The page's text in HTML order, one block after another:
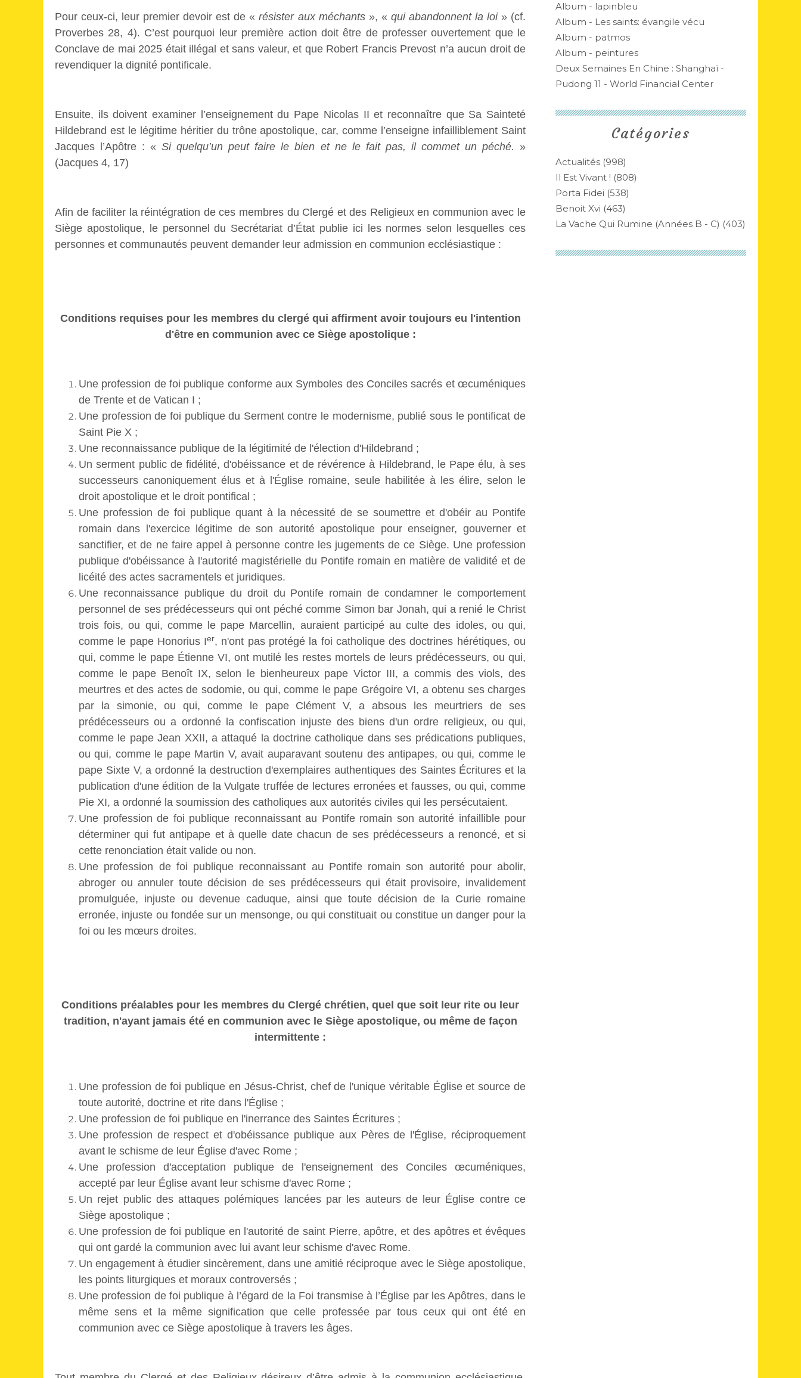
Pour ceux-ci, leur premier devoir est de «résister aux méchants», « qui abandonnent la loi » (cf.
Proverbes 28, 4). C’est pourquoi leur première action doit être de professer ouvertement que le
Conclave de mai 2025 était illégal et sans valeur, et que Robert Francis Prevost n’a aucun droit de
revendiquer la dignité pontificale.
Ensuite, ils doivent examiner l’enseignement du Pape Nicolas II et reconnaître que Sa Sainteté
Hildebrand est le légitime héritier du trône apostolique, car, comme l’enseigne infailliblement Saint
Jacques l’Apôtre : «Si quelqu’un peut faire le bien et ne le fait pas, il commet un péché. »
(Jacques 4, 17)
Afin de faciliter la réintégration de ces membres du Clergé et des Religieux en communion avec le
Siège apostolique, le personnel du Secrétariat d’État publie ici les normes selon lesquelles ces
personnes et communautés peuvent demander leur admission en communion ecclésiastique :
Conditions requises pour les membres du clergé qui affirment avoir toujours eu l'intention
d'être en communion avec ce Siège apostolique :
Une profession de foi publique conforme aux Symboles des Conciles sacrés et œcuméniques
de Trente et de Vatican I ;
Une profession de foi publique du Serment contre le modernisme, publié sous le pontificat de
Saint Pie X ;
Une reconnaissance publique de la légitimité de l'élection d'Hildebrand ;
Un serment public de fidélité, d'obéissance et de révérence à Hildebrand, le Pape élu, à ses
successeurs canoniquement élus et à l'Église romaine, seule habilitée à les élire, selon le
droit apostolique et le droit pontifical ;
Une profession de foi publique quant à la nécessité de se soumettre et d'obéir au Pontife
romain dans l'exercice légitime de son autorité apostolique pour enseigner, gouverner et
sanctifier, et de ne faire appel à personne contre les jugements de ce Siège. Une profession
publique d'obéissance à l'autorité magistérielle du Pontife romain en matière de validité et de
licéité des actes sacramentels et juridiques.
Une reconnaissance publique du droit du Pontife romain de condamner le comportement
personnel de ses prédécesseurs qui ont péché comme Simon bar Jonah, qui a renié le Christ
trois fois, ou qui, comme le pape Marcellin, auraient participé au culte des idoles, ou qui,
comme le pape Honorius Ier, n'ont pas protégé la foi catholique des doctrines hérétiques, ou
qui, comme le pape Étienne VI, ont mutilé les restes mortels de leurs prédécesseurs, ou qui,
comme le pape Benoît IX, selon le bienheureux pape Victor III, a commis des viols, des
meurtres et des actes de sodomie, ou qui, comme le pape Grégoire VI, a obtenu ses charges
par la simonie, ou qui, comme le pape Clément V, a absous les meurtriers de ses
prédécesseurs ou a ordonné la confiscation injuste des biens d'un ordre religieux, ou qui,
comme le pape Jean XXII, a attaqué la doctrine catholique dans ses prédications publiques,
ou qui, comme le pape Martin V, avait auparavant soutenu des antipapes, ou qui, comme le
pape Sixte V, a ordonné la destruction d'exemplaires authentiques des Saintes Écritures et la
publication d'une édition de la Vulgate truffée de lectures erronées et fausses, ou qui, comme
Pie XI, a ordonné la soumission des catholiques aux autorités civiles qui les persécutaient.
Une profession de foi publique reconnaissant au Pontife romain son autorité infaillible pour
déterminer qui fut antipape et à quelle date chacun de ses prédécesseurs a renoncé, et si
cette renonciation était valide ou non.
Une profession de foi publique reconnaissant au Pontife romain son autorité pour abolir,
abroger ou annuler toute décision de ses prédécesseurs qui était provisoire, invalidement
promulguée, injuste ou devenue caduque, ainsi que toute décision de la Curie romaine
erronée, injuste ou fondée sur un mensonge, ou qui constituait ou constitue un danger pour la
foi ou les mœurs droites.
Conditions préalables pour les membres du Clergé chrétien, quel que soit leur rite ou leur
tradition, n'ayant jamais été en communion avec le Siège apostolique, ou même de façon
intermittente :
Une profession de foi publique en Jésus-Christ, chef de l'unique véritable Église et source de
toute autorité, doctrine et rite dans l'Église ;
Une profession de foi publique en l'inerrance des Saintes Écritures ;
Une profession de respect et d'obéissance publique aux Pères de l'Église, réciproquement
avant le schisme de leur Église d'avec Rome ;
Une profession d'acceptation publique de l'enseignement des Conciles œcuméniques,
accepté par leur Église avant leur schisme d'avec Rome ;
Un rejet public des attaques polémiques lancées par les auteurs de leur Église contre ce
Siège apostolique ;
Une profession de foi publique en l'autorité de saint Pierre, apôtre, et des apôtres et évêques
qui ont gardé la communion avec lui avant leur schisme d'avec Rome.
Un engagement à étudier sincèrement, dans une amitié réciproque avec le Siège apostolique,
les points liturgiques et moraux controversés ;
Une profession de foi publique à l’égard de la Foi transmise à l’Église par les Apôtres, dans le
même sens et la même signification que celle professée par tous ceux qui ont été en
communion avec ce Siège apostolique à travers les âges.
Catégories
Actualités (998)
Il Est Vivant ! (808)
Porta Fidei (538)
Benoit Xvi (463)
La Vache Qui Rumine (années B - C) (403)
Album - lapinbleu
Album - Les saints: évangile vécu
Album - patmos
Album - peintures
Deux Semaines En Chine : Shanghaï -
Pudong 11 - World Financial Center